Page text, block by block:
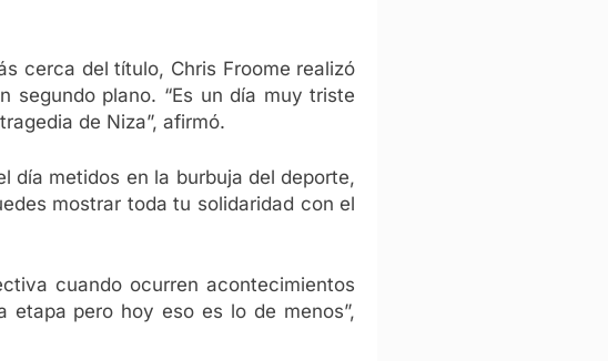
cerca del título, Chris Froome realizó
segundo plano. “Es un día muy triste
de Niza”, afirmó.
día metidos en la burbuja del deporte,
mostrar toda tu solidaridad con el
cuando ocurren acontecimientos
pero hoy eso es lo de menos”,